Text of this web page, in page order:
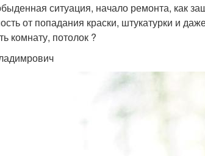
ситуация, начало ремонта, как
от попадания краски, штукатурки и
комнату, потолок ?